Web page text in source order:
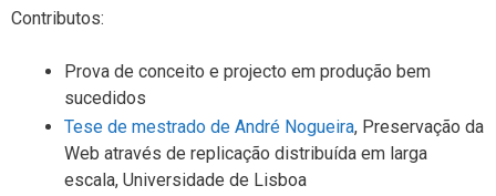
Contributos:
Prova de conceito e projecto em produção bem
sucedidos
Tese de mestrado de André Nogueira, Preservação da
Web através de replicação distribuída em larga
escala, Universidade de Lisboa